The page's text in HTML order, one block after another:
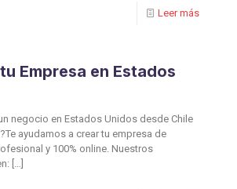
Leer más
Empresa en Estados
negocio en Estados Unidos desde Chile
ayudamos a crear tu empresa de
y 100% online. Nuestros
[…]